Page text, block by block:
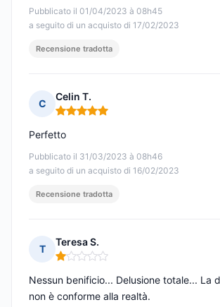
Pubblicato il 01/04/2023 à 08h45
a seguito di un acquisto di 17/02/2023
Recensione tradotta
C
Celin T.
Nota: 5 su 5
Pubblicato il 31/03/2023 à 08h46
a seguito di un acquisto di 16/02/2023
Perfetto
Recensione tradotta
T
Teresa S.
Nota: 1 su 5
Nessun benificio... Delusione totale... La
non è conforme alla realtà.